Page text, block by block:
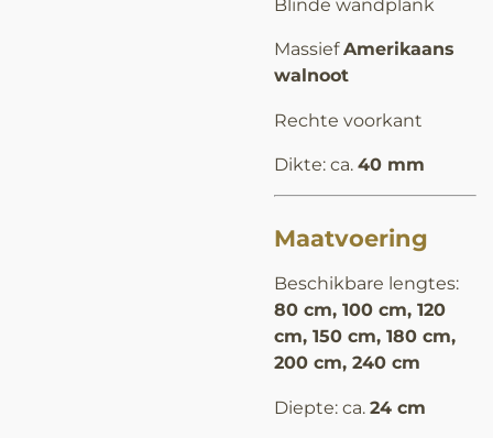
Blinde wandplank
MassiefAmerikaans
walnoot
Rechte voorkant
Dikte: ca. 40 mm
Maatvoering
Beschikbare lengtes:
80 cm, 100 cm, 120
cm, 150 cm, 180 cm,
200 cm, 240 cm
Diepte: ca. 24 cm